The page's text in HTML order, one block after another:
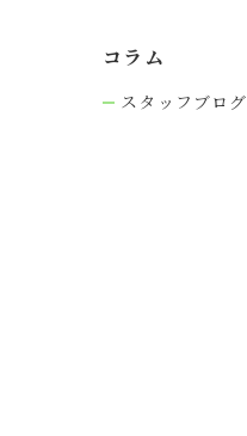
コラム
スタッフブログ